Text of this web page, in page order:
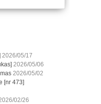
2026/05/17
2026/05/06
2026/05/02
[nr 473]
02/26